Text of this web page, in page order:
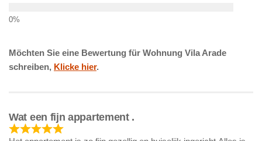
Möchten Sie eine Bewertung für Wohnung Vila Arade
schreiben, Klicke hier.
Wat een fijn appartement .